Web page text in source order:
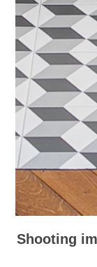
Shooting